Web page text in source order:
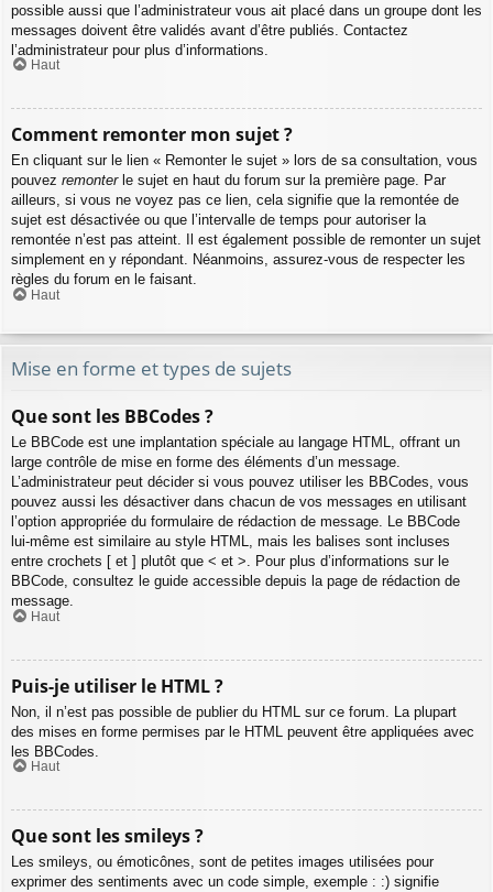
possible aussi que l’administrateur vous ait placé dans un groupe dont les
messages doivent être validés avant d’être publiés. Contactez
l’administrateur pour plus d’informations.
Haut
Comment remonter mon sujet ?
En cliquant sur le lien « Remonter le sujet » lors de sa consultation, vous
pouvez remonterle sujet en haut du forum sur la première page. Par
ailleurs, si vous ne voyez pas ce lien, cela signifie que la remontée de
sujet est désactivée ou que l’intervalle de temps pour autoriser la
remontée n’est pas atteint. Il est également possible de remonter un sujet
simplement en y répondant. Néanmoins, assurez-vous de respecter les
règles du forum en le faisant.
Haut
Mise en forme et types de sujets
Que sont les BBCodes ?
Le BBCode est une implantation spéciale au langage HTML, offrant un
large contrôle de mise en forme des éléments d’un message.
L’administrateur peut décider si vous pouvez utiliser les BBCodes, vous
pouvez aussi les désactiver dans chacun de vos messages en utilisant
l’option appropriée du formulaire de rédaction de message. Le BBCode
lui-même est similaire au style HTML, mais les balises sont incluses
entre crochets [ et ] plutôt que < et >. Pour plus d’informations sur le
BBCode, consultez le guide accessible depuis la page de rédaction de
message.
Haut
Puis-je utiliser le HTML ?
Non, il n’est pas possible de publier du HTML sur ce forum. La plupart
des mises en forme permises par le HTML peuvent être appliquées avec
les BBCodes.
Haut
Que sont les smileys ?
Les smileys, ou émoticônes, sont de petites images utilisées pour
exprimer des sentiments avec un code simple, exemple : :) signifie